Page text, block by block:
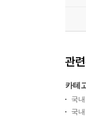
관
카테
국
국